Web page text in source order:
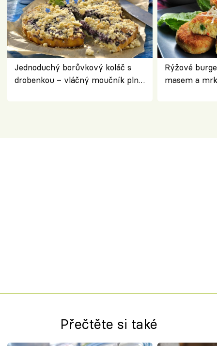
Jednoduchý borůvkový koláč s
drobenkou – vláčný moučník plný
Rýžové
masem a
Přečtěte si také